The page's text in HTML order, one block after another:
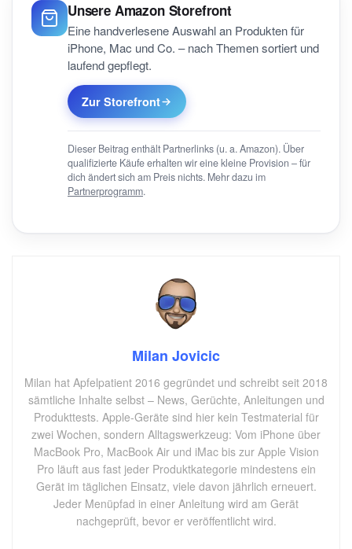
Unsere Amazon Storefront
Eine handverlesene Auswahl an Produkten für
iPhone, Mac und Co. – nach Themen sortiert und
laufend gepflegt.
Zur Storefront
Dieser Beitrag enthält Partnerlinks (u. a. Amazon). Über
qualifizierte Käufe erhalten wir eine kleine Provision – für
dich ändert sich am Preis nichts. Mehr dazu im
Partnerprogramm.
Milan Jovicic
Milan hat Apfelpatient 2016 gegründet und schreibt seit 2018
sämtliche Inhalte selbst – News, Gerüchte, Anleitungen und
Produkttests. Apple-Geräte sind hier kein Testmaterial für
zwei Wochen, sondern Alltagswerkzeug: Vom iPhone über
MacBook Pro, MacBook Air und iMac bis zur Apple Vision
Pro läuft aus fast jeder Produktkategorie mindestens ein
Gerät im täglichen Einsatz, viele davon jährlich erneuert.
Jeder Menüpfad in einer Anleitung wird am Gerät
nachgeprüft, bevor er veröffentlicht wird.